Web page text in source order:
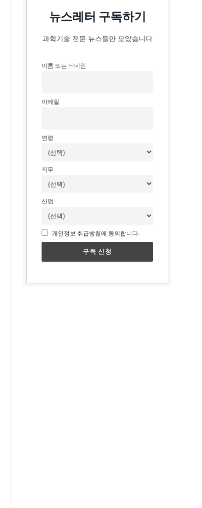
뉴스레터 구독하기
과학기술 전문 뉴스들만 모았습니다
이름 또는 닉네임
이메일
연령
직무
산업
개인정보 취급방침에 동의합니다.